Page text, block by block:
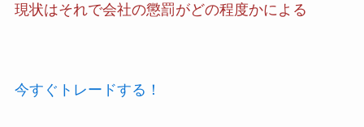
現状はそれで会社の懲罰がどの程度かによる
今すぐトレードする！